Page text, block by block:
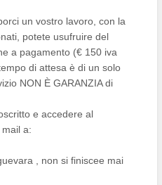
un vostro lavoro, con la
potete usufruire del
a pagamento (€ 150 iva
di attesa è di un solo
NON È GARANZIA di
e accedere al
a:
, non si finiscee mai